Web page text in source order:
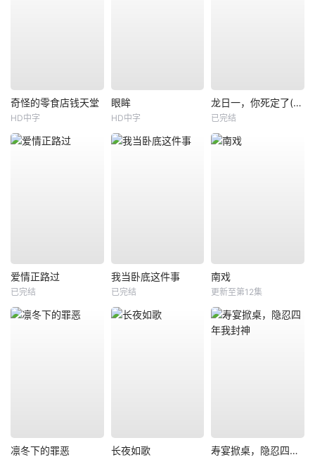
奇怪的零食店钱天堂
HD中字
眼眸
HD中字
龙日一，你死定了(短剧)
已完结
爱情正路过
已完结
我当卧底这件事
已完结
南戏
更新至第12集
凛冬下的罪恶 长夜如歌 寿宴掀桌，隐忍四年我封神